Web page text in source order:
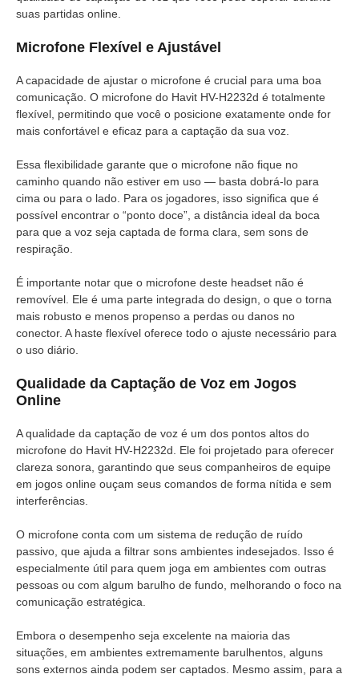
suas partidas online.
Microfone Flexível e Ajustável
A capacidade de ajustar o microfone é crucial para uma boa
comunicação. O microfone do Havit HV-H2232d é totalmente
flexível, permitindo que você o posicione exatamente onde for
mais confortável e eficaz para a captação da sua voz.
Essa flexibilidade garante que o microfone não fique no
caminho quando não estiver em uso — basta dobrá-lo para
cima ou para o lado. Para os jogadores, isso significa que é
possível encontrar o “ponto doce”, a distância ideal da boca
para que a voz seja captada de forma clara, sem sons de
respiração.
É importante notar que o microfone deste headset não é
removível. Ele é uma parte integrada do design, o que o torna
mais robusto e menos propenso a perdas ou danos no
conector. A haste flexível oferece todo o ajuste necessário para
o uso diário.
Qualidade da Captação de Voz em Jogos
Online
A qualidade da captação de voz é um dos pontos altos do
microfone do Havit HV-H2232d. Ele foi projetado para oferecer
clareza sonora, garantindo que seus companheiros de equipe
em jogos online ouçam seus comandos de forma nítida e sem
interferências.
O microfone conta com um sistema de redução de ruído
passivo, que ajuda a filtrar sons ambientes indesejados. Isso é
especialmente útil para quem joga em ambientes com outras
pessoas ou com algum barulho de fundo, melhorando o foco na
comunicação estratégica.
Embora o desempenho seja excelente na maioria das
situações, em ambientes extremamente barulhentos, alguns
sons externos ainda podem ser captados. Mesmo assim, para a